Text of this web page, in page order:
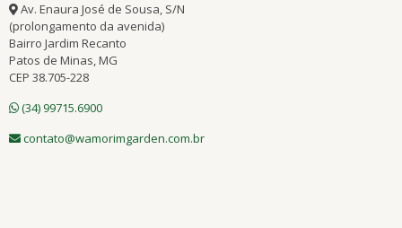
Av. Enaura José de Sousa, S/N
(prolongamento da avenida)
Bairro Jardim Recanto
Patos de Minas, MG
CEP 38.705-228
(34) 99715.6900
contato@wamorimgarden.com.br